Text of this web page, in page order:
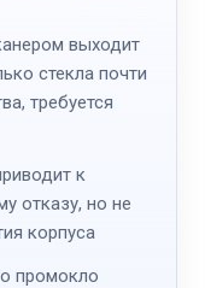
выходит
стекла почти
требуется
к
отказу, но не
корпуса
промокло